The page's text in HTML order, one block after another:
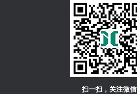
扫一扫，关注微信